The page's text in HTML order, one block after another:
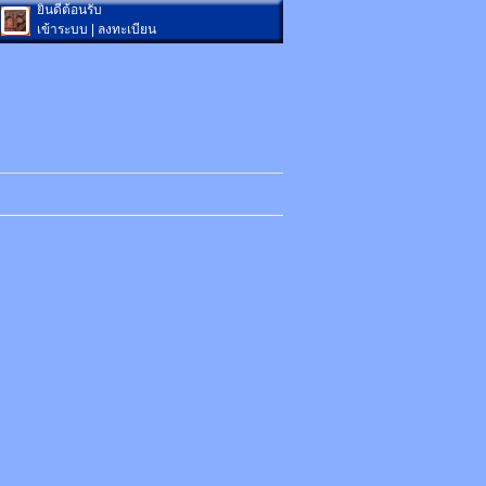
ยินดีต้อนรับ
เข้าระบบ
ลงทะเบียน